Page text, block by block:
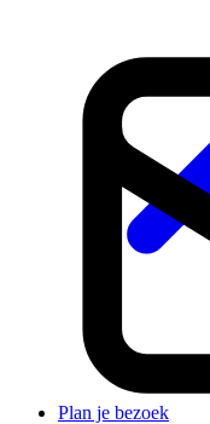
Plan je bezoek